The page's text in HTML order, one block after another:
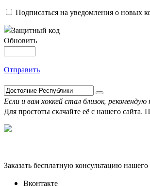
Подписаться на уведомления о новых
Обновить
Отправить
Если и вам хоккей стал близок,
Для простоты скачайте её с нашего сайта.
Заказать бесплатную консультацию
Вконтакте